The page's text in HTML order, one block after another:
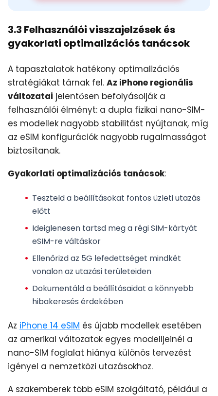
3.3 Felhasználói visszajelzések és
gyakorlati optimalizációs tanácsok
A tapasztalatok hatékony optimalizációs
stratégiákat tárnak fel. Az iPhone regionális
változatai jelentősen befolyásolják a
felhasználói élményt: a dupla fizikai nano-SIM-
es modellek nagyobb stabilitást nyújtanak, míg
az eSIM konfigurációk nagyobb rugalmasságot
biztosítanak.
Gyakorlati optimalizációs tanácsok:
Teszteld a beállításokat fontos üzleti utazás
előtt
Ideiglenesen tartsd meg a régi SIM-kártyát
eSIM-re váltáskor
Ellenőrizd az 5G lefedettséget mindkét
vonalon az utazási területeiden
Dokumentáld a beállításaidat a könnyebb
hibakeresés érdekében
Az iPhone 14 eSIM és újabb modellek esetében
az amerikai változatok egyes modelljeinél a
nano-SIM foglalat hiánya különös tervezést
igényel a nemzetközi utazásokhoz.
A szakemberek több eSIM szolgáltató, például a